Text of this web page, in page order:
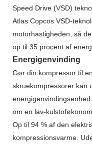
Speed ​​Drive (VSD)
Atlas Copcos VSD-
motorhastigheden, så
op til 35 procent af
Energigenvinding
Gør din kompressor til
skruekompressorer kan
om en lav-
Op til 94 % af den
kompressionsvarme.